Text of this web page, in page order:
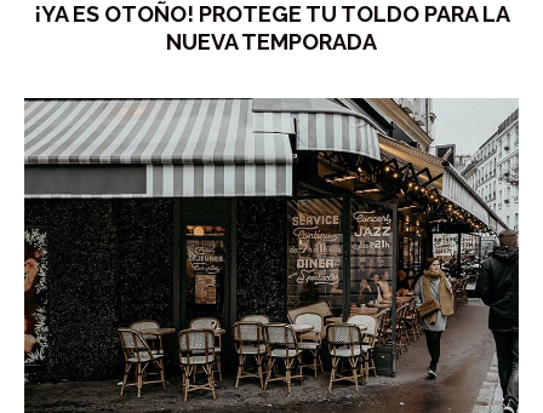
¡YA ES OTOÑO! PROTEGE TU TOLDO PARA LA
NUEVA TEMPORADA